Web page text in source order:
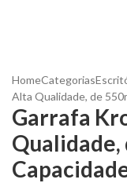
HomeCategorias
Alta Qualidade, de
Garrafa
Qualidade,